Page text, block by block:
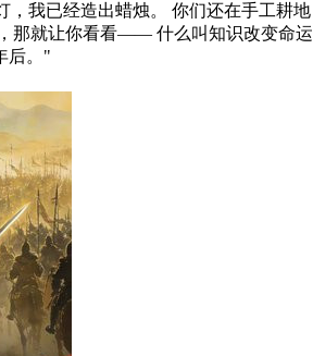
，我已经造出蜡烛。 你们还在手工耕
那就让你看看—— 什么叫知识改变命
后。"